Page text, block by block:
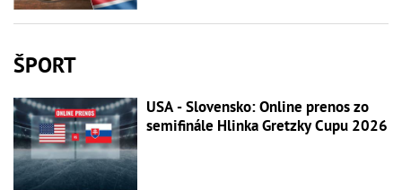
ŠPORT
USA - Slovensko: Online prenos zo
semifinále Hlinka Gretzky Cupu 2026